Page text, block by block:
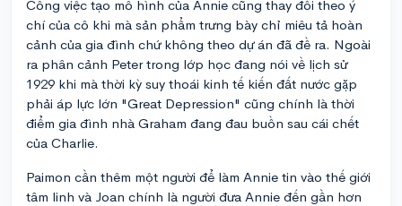
Công việc tạo mô hình của Annie cũng thay đổi theo ý
chí của cô khi mà sản phẩm trưng bày chỉ miêu tả hoàn
cảnh của gia đình chứ không theo dự án đã đề ra. Ngoài
ra phân cảnh Peter trong lớp học đang nói về lịch sử
1929 khi mà thời kỳ suy thoái kinh tế kiến đất nước gặp
phải áp lực lớn "Great Depression" cũng chính là thời
điểm gia đình nhà Graham đang đau buồn sau cái chết
của Charlie.
Paimon cần thêm một người để làm Annie tin vào thế giới
tâm linh và Joan chính là người đưa Annie đến gần hơn